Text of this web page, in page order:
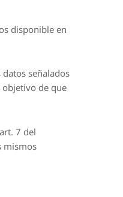
disponible en
señalados
de que
7 del
mismos